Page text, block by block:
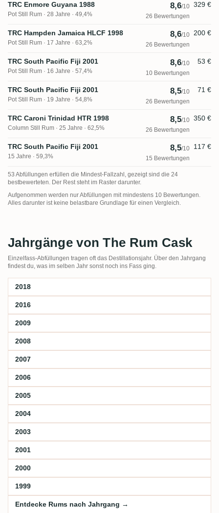
TRC Enmore Guyana 1988
Pot Still Rum 28 Jahre · 49,4%
8,6/10
26 Bewertungen
329 €
TRC Hampden Jamaica HLCF 1998
Pot Still Rum 17 Jahre · 63,2%
8,6/10
26 Bewertungen
200 €
TRC South Pacific Fiji 2001
Pot Still Rum 16 Jahre · 57,4%
8,6/10
10 Bewertungen
53 €
TRC South Pacific Fiji 2001
Pot Still Rum 19 Jahre · 54,8%
8,5/10
26 Bewertungen
71 €
TRC Caroni Trinidad HTR 1998
Column Still Rum 25 Jahre · 62,5%
8,5/10
26 Bewertungen
350 €
TRC South Pacific Fiji 2001
15 Jahre · 59,3%
8,5/10
15 Bewertungen
117 €
53 Abfüllungen erfüllen die Mindest-Fallzahl, gezeigt sind die 24
bestbewerteten. Der Rest steht im Raster darunter.
Aufgenommen werden nur Abfüllungen mit mindestens 10 Bewertungen.
Alles darunter ist keine belastbare Grundlage für einen Vergleich.
Jahrgänge von The Rum Cask
Einzelfass-Abfüllungen tragen oft das Destillationsjahr. Über den Jahrgang
findest du, was im selben Jahr sonst noch ins Fass ging.
2018
2016
2009
2008
2007
2006
2005
2004
2003
2001
2000
1999
Entdecke Rums nach Jahrgang →